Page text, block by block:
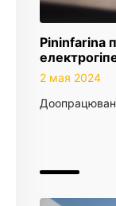
Pininfarina
2 мая 2024